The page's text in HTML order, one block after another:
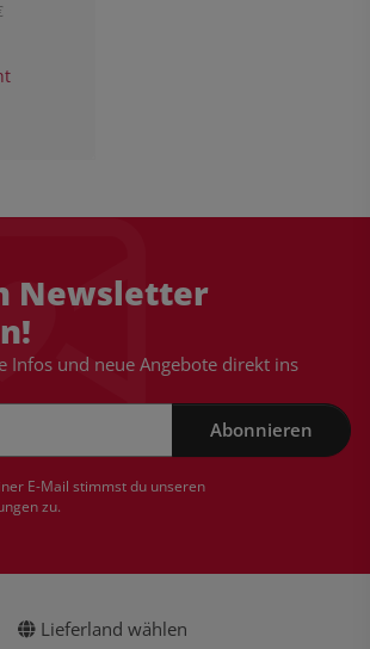
Newsletter
Infos und neue Angebote direkt ins
Abonnieren
E-Mail stimmst du unseren
zu.
Lieferland wählen